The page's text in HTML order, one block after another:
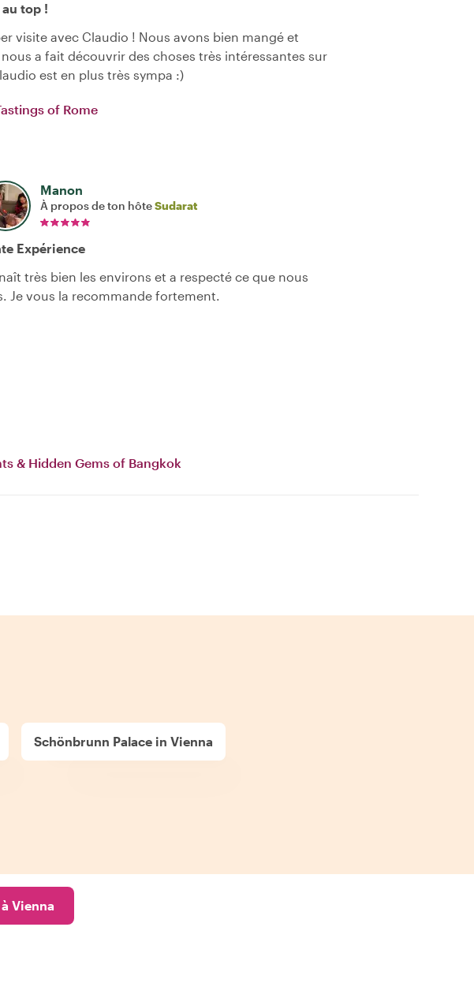
top !
visite avec Claudio ! Nous avons bien mangé et
a fait découvrir des choses très intéressantes sur
est en plus très sympa :)
of Rome
Manon
À propos de ton hôteSudarat
Expérience
très bien les environs et a respecté ce que nous
Je vous la recommande fortement.
& Hidden Gems of Bangkok
Schönbrunn Palace in Vienna
Vienna